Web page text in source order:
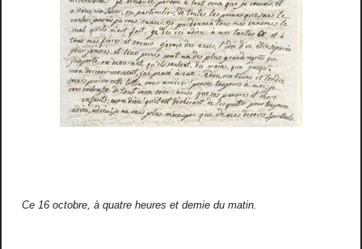
Ce 16 octobre, à quatre heures et demie du matin.